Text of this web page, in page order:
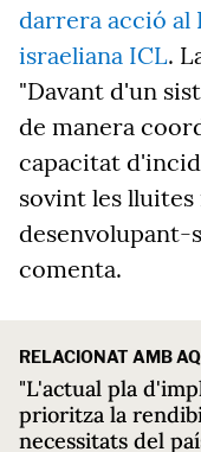
darrera acció al
israeliana ICL.
"Davant d'un
de manera
capacitat
sovint les
desenvolupant-
comenta.
RELACIONAT AMB
"L'actual pla
prioritza la
necessitats del